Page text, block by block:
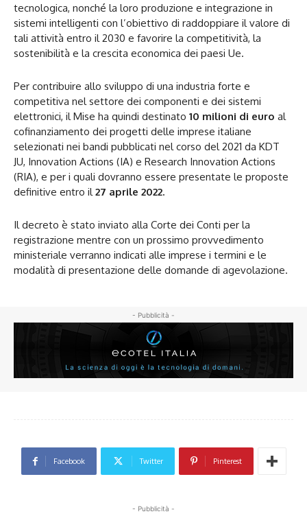
tecnologica, nonché la loro produzione e integrazione in
sistemi intelligenti con l’obiettivo di raddoppiare il valore di
tali attività entro il 2030 e favorire la competitività, la
sostenibilità e la crescita economica dei paesi Ue.
Per contribuire allo sviluppo di una industria forte e
competitiva nel settore dei componenti e dei sistemi
elettronici, il Mise ha quindi destinato 10 milioni di euro al
cofinanziamento dei progetti delle imprese italiane
selezionati nei bandi pubblicati nel corso del 2021 da KDT
JU, Innovation Actions (IA) e Research Innovation Actions
(RIA), e per i quali dovranno essere presentate le proposte
definitive entro il 27 aprile 2022.
Il decreto è stato inviato alla Corte dei Conti per la
registrazione mentre con un prossimo provvedimento
ministeriale verranno indicati alle imprese i termini e le
modalità di presentazione delle domande di agevolazione.
- Pubblicità -
Facebook Twitter Pinterest
- Pubblicità -